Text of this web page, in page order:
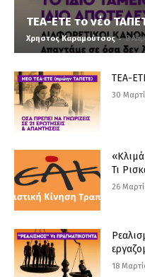
ΤΕΑ-ΕΤΕ το νέο
Χρηστος Καραμούτσος - 8
ΤΕΑ-
30
Τι
26
18